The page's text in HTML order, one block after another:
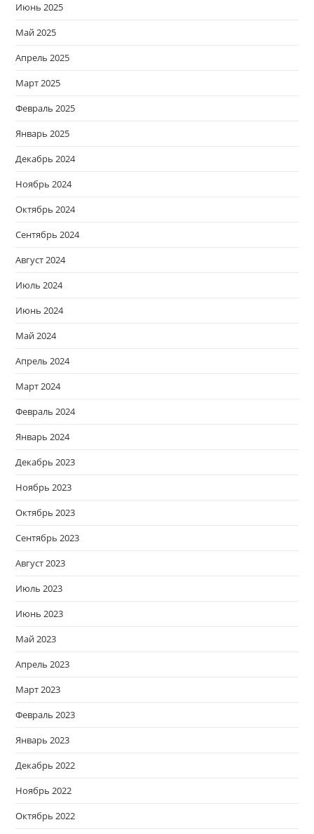
Июнь 2025
Май 2025
Апрель 2025
Март 2025
Февраль 2025
Январь 2025
Декабрь 2024
Ноябрь 2024
Октябрь 2024
Сентябрь 2024
Август 2024
Июль 2024
Июнь 2024
Май 2024
Апрель 2024
Март 2024
Февраль 2024
Январь 2024
Декабрь 2023
Ноябрь 2023
Октябрь 2023
Сентябрь 2023
Август 2023
Июль 2023
Июнь 2023
Май 2023
Апрель 2023
Март 2023
Февраль 2023
Январь 2023
Декабрь 2022
Ноябрь 2022
Октябрь 2022